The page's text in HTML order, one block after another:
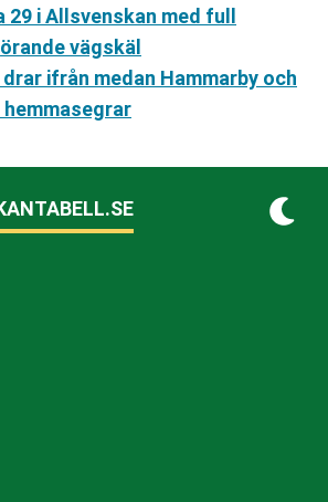
29 i Allsvenskan med full
vägskäl
drar ifrån medan Hammarby och